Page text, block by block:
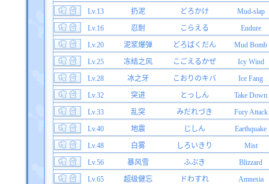
Lv.13
扔泥 どろかけ
Mud-slap
Lv.16
忍耐 こらえる
Endure
Lv.20
泥浆爆弹 どろばくだん
Mud Bomb
Lv.25
冻结之风 こごえるかぜ
Icy Wind
Lv.28
冰之牙 こおりのキバ
Ice Fang
Lv.32
突进 とっしん
Take Down
Lv.33
乱突 みだれづき
Fury Attack
Lv.40
地震 じしん
Earthquake
Lv.48
白雾 しろいきり
Mist
Lv.56
暴风雪 ふぶき
Blizzard
Lv.65
超级健忘 ドわすれ Amnesia